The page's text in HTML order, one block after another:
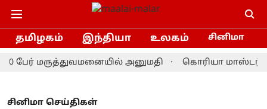
தமிழகம் இந்தியா உலகம் சினிமா
மருத்துவமனையில் அனுமதி கொரியா மாஸ்டர்ஸ்
சினிமா செய்திகள்